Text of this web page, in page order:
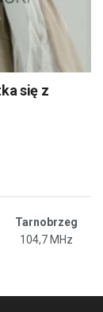
się z
Tarnobrzeg
104,7 MHz